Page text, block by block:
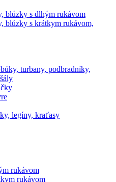
blúzky s dlhým rukávom
blúzky s krátkym rukávom,
turbany, podbradníky,
legíny, kraťasy
rukávom
rukávom